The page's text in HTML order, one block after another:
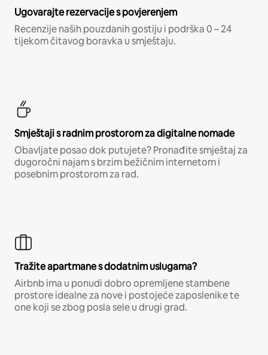
Ugovarajte rezervacije s povjerenjem
Recenzije naših pouzdanih gostiju i podrška 0 – 24
tijekom čitavog boravka u smještaju.
Smještaji s radnim prostorom za digitalne nomade
Obavljate posao dok putujete? Pronađite smještaj za
dugoročni najam s brzim bežičnim internetom i
posebnim prostorom za rad.
Tražite apartmane s dodatnim uslugama?
Airbnb ima u ponudi dobro opremljene stambene
prostore idealne za nove i postojeće zaposlenike te
one koji se zbog posla sele u drugi grad.